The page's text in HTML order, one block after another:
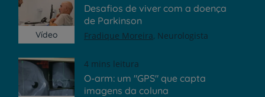
Vídeo
Desafios de viver com a doença
de Parkinson
Fradique Moreira Neurologista
4 mins leitura
O-arm: um "GPS" que capta
imagens da coluna